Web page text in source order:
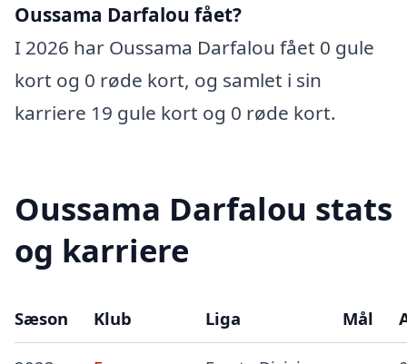
Oussama Darfalou fået?
I 2026 har Oussama Darfalou fået 0 gule
kort og 0 røde kort, og samlet i sin
karriere 19 gule kort og 0 røde kort.
Oussama Darfalou stats
og karriere
Sæson Klub Liga Mål